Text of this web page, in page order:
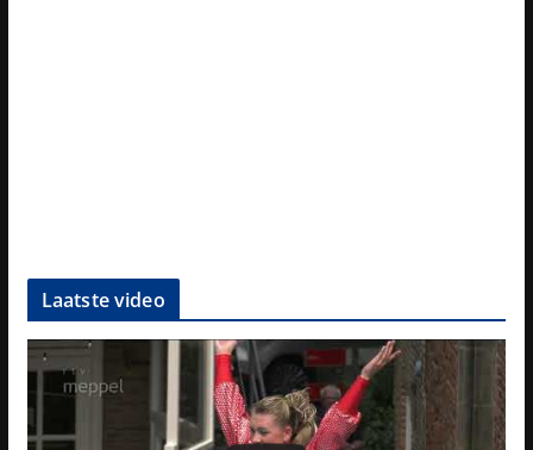
Laatste video